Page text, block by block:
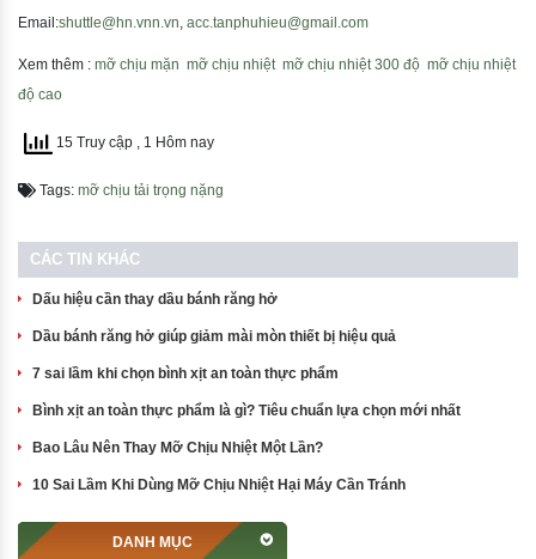
Email:shuttle@hn.vnn.vn, acc.tanphuhieu@gmail.com
Xem thêm : mỡ chịu mặn mỡ chịu nhiệt mỡ chịu nhiệt 300 độ mỡ chịu nhiệt
độ cao
15 Truy cập , 1 Hôm nay
Tags: mỡ chịu tải trọng nặng
CÁC TIN KHÁC
Dấu hiệu cần thay dầu bánh răng hở
Dầu bánh răng hở giúp giảm mài mòn thiết bị hiệu quả
7 sai lầm khi chọn bình xịt an toàn thực phẩm
Bình xịt an toàn thực phẩm là gì? Tiêu chuẩn lựa chọn mới nhất
Bao Lâu Nên Thay Mỡ Chịu Nhiệt Một Lần?
10 Sai Lầm Khi Dùng Mỡ Chịu Nhiệt Hại Máy Cần Tránh
DANH MỤC